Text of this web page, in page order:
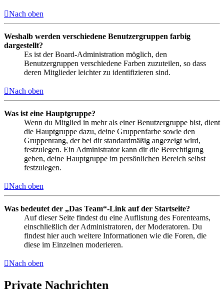
Nach oben
Weshalb werden verschiedene Benutzergruppen farbig
dargestellt?
Es ist der Board-Administration möglich, den
Benutzergruppen verschiedene Farben zuzuteilen, so dass
deren Mitglieder leichter zu identifizieren sind.
Nach oben
Was ist eine Hauptgruppe?
Wenn du Mitglied in mehr als einer Benutzergruppe bist, dient
die Hauptgruppe dazu, deine Gruppenfarbe sowie den
Gruppenrang, der bei dir standardmäßig angezeigt wird,
festzulegen. Ein Administrator kann dir die Berechtigung
geben, deine Hauptgruppe im persönlichen Bereich selbst
festzulegen.
Nach oben
Was bedeutet der „Das Team“-Link auf der Startseite?
Auf dieser Seite findest du eine Auflistung des Forenteams,
einschließlich der Administratoren, der Moderatoren. Du
findest hier auch weitere Informationen wie die Foren, die
diese im Einzelnen moderieren.
Nach oben
Private Nachrichten